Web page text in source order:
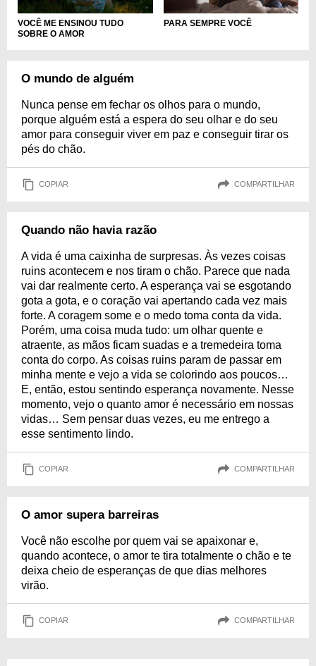
VOCÊ ME ENSINOU TUDO
SOBRE O AMOR
PARA SEMPRE VOCÊ
O mundo de alguém
Nunca pense em fechar os olhos para o mundo,
porque alguém está a espera do seu olhar e do seu
amor para conseguir viver em paz e conseguir tirar os
pés do chão.
COPIAR COMPARTILHAR
Quando não havia razão
A vida é uma caixinha de surpresas. Às vezes coisas
ruins acontecem e nos tiram o chão. Parece que nada
vai dar realmente certo. A esperança vai se esgotando
gota a gota, e o coração vai apertando cada vez mais
forte. A coragem some e o medo toma conta da vida.
Porém, uma coisa muda tudo: um olhar quente e
atraente, as mãos ficam suadas e a tremedeira toma
conta do corpo. As coisas ruins param de passar em
minha mente e vejo a vida se colorindo aos poucos…
E, então, estou sentindo esperança novamente. Nesse
momento, vejo o quanto amor é necessário em nossas
vidas… Sem pensar duas vezes, eu me entrego a
esse sentimento lindo.
COPIAR COMPARTILHAR
O amor supera barreiras
Você não escolhe por quem vai se apaixonar e,
quando acontece, o amor te tira totalmente o chão e te
deixa cheio de esperanças de que dias melhores
virão.
COPIAR COMPARTILHAR